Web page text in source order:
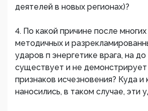
деятелей в новых регионах)?
4. По какой причине после
методичных и
ударов п энергетике врага, на до
существует и не
признаков исчезновения? Куда
наносились, в таком случае, эти